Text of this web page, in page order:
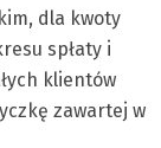
dla kwoty
spłaty i
klientów
zawartej w